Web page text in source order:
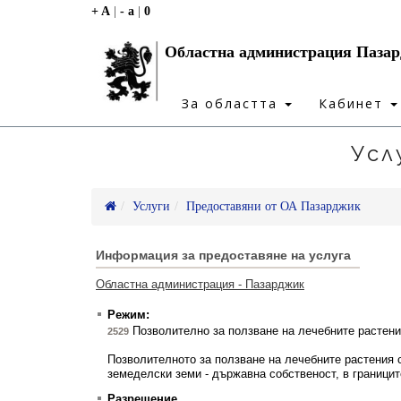
+ A - a 0
Областна администрация
За областта Кабинет
Услуги Предоставяни от ОА Пазарджик